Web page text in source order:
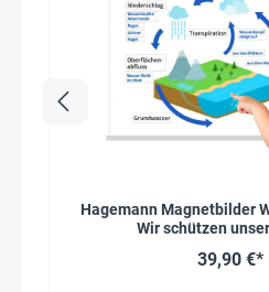
Hagemann Magnetbilder
Wir schützen
39,90 €*